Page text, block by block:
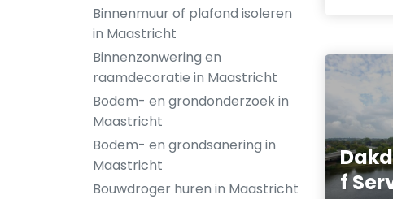
Binnenmuur of plafond isoleren
in Maastricht
Binnenzonwering en
raamdecoratie in Maastricht
Bodem- en grondonderzoek in
Maastricht
Bodem- en grondsanering in
Maastricht
Bouwdroger huren in Maastricht
f